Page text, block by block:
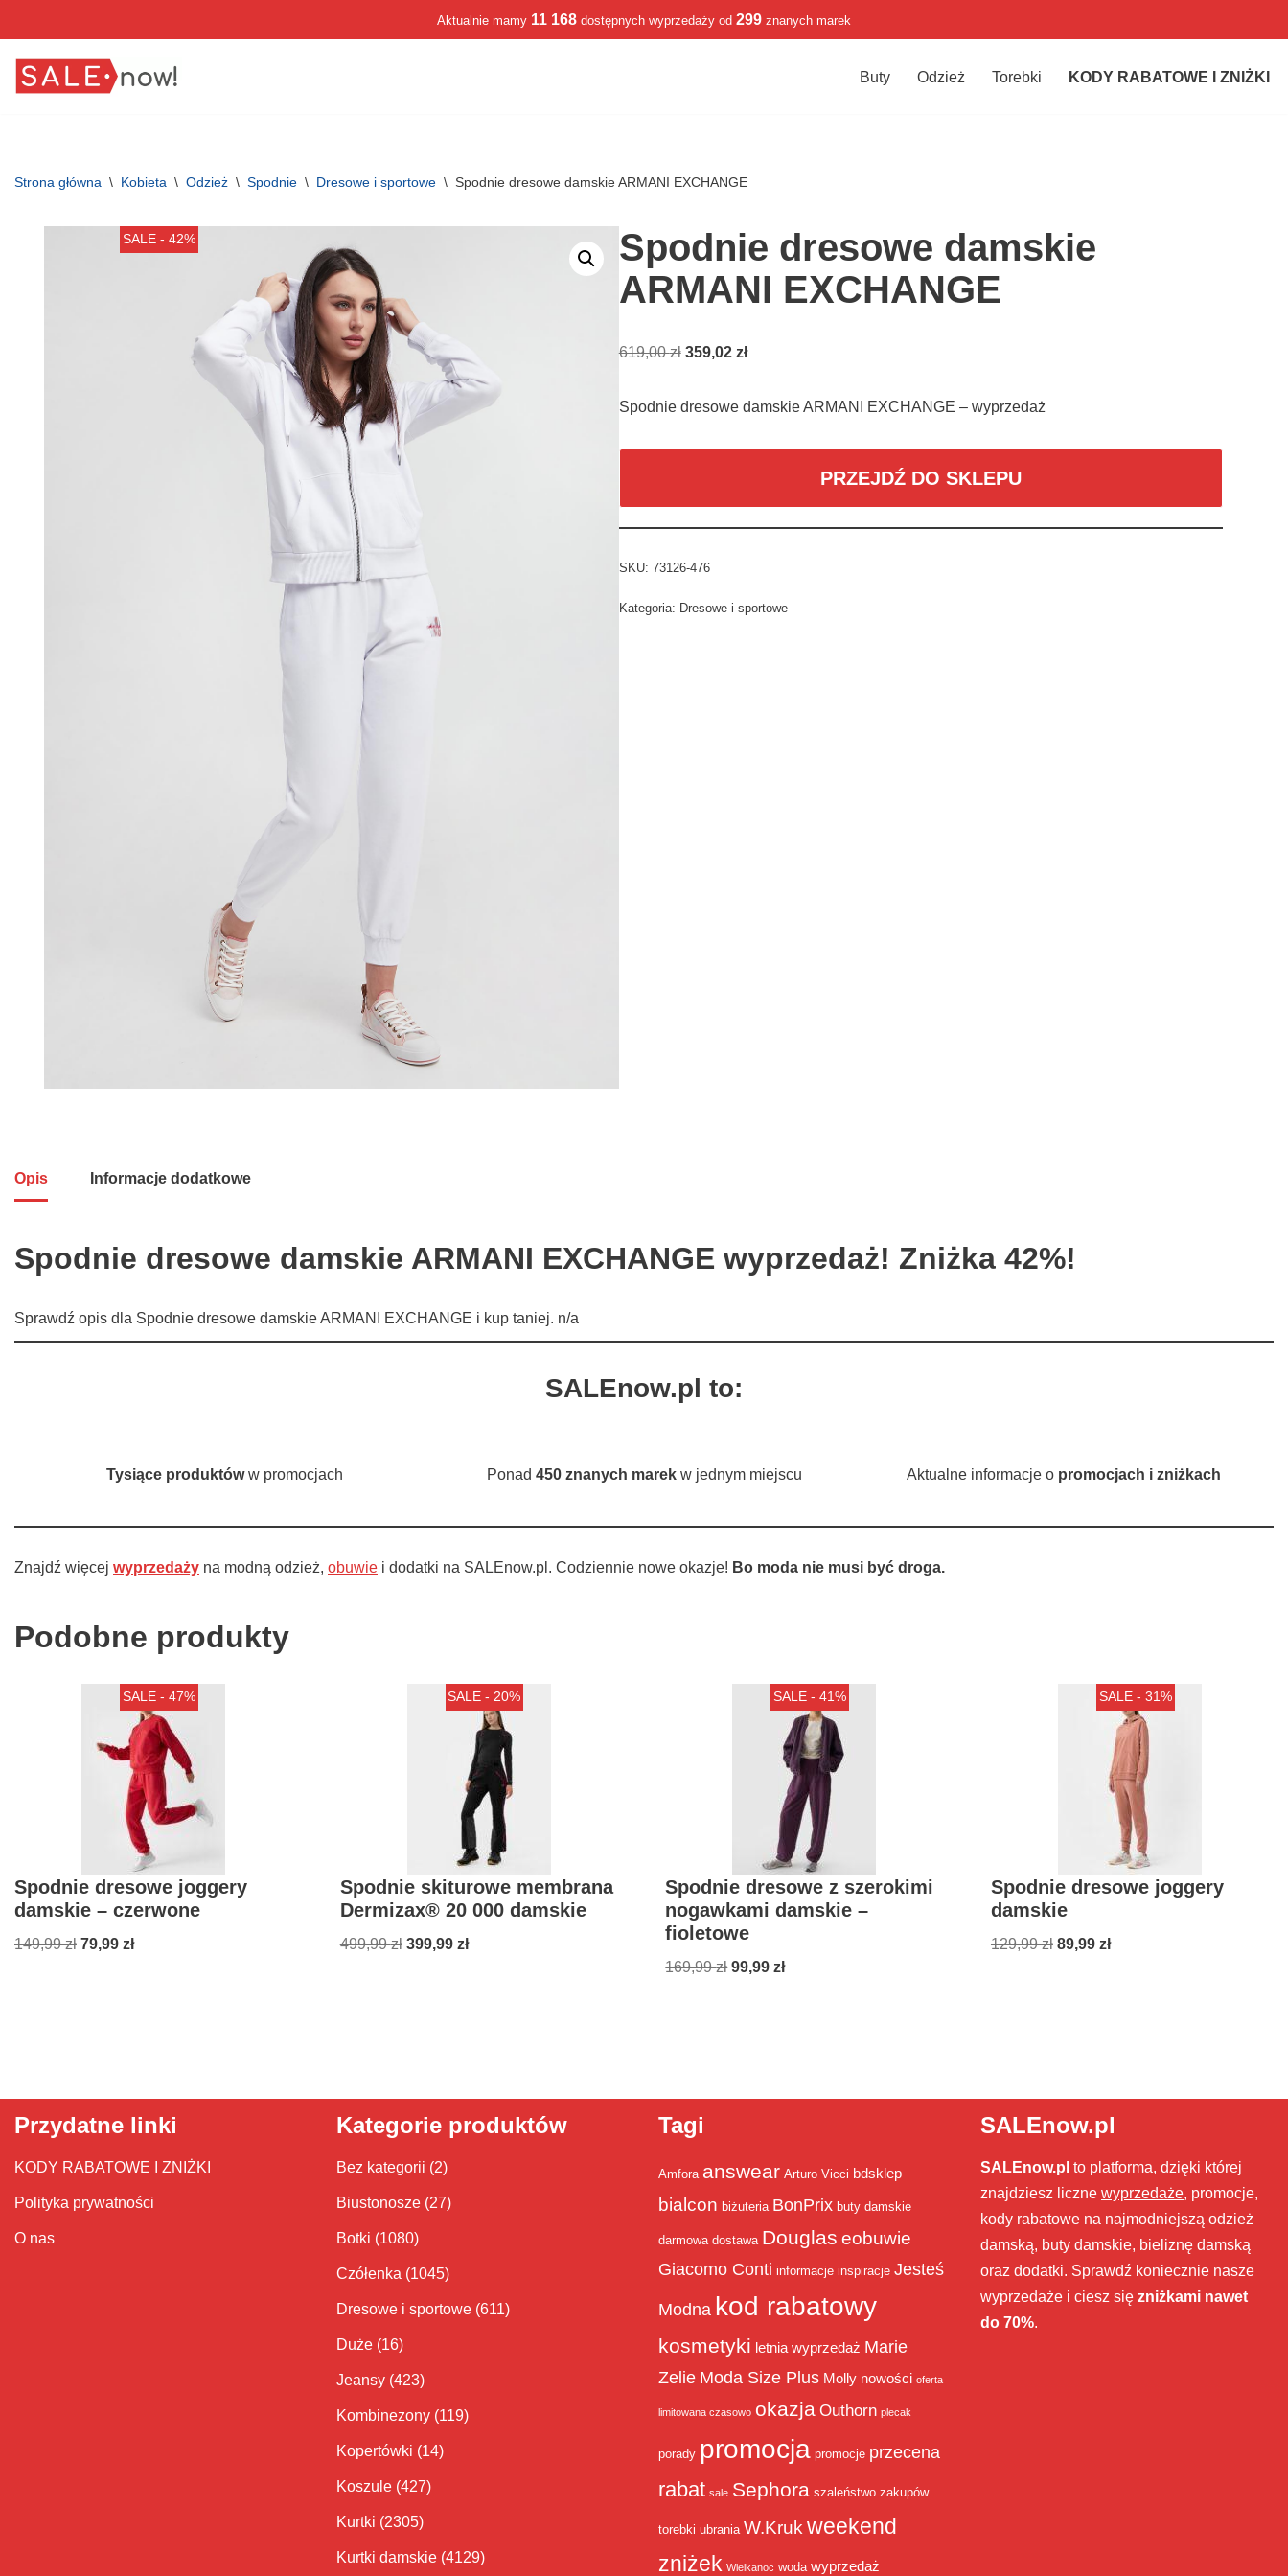
do
Aktualnie mamy 11 168 dostępnych wyprzedaży od 299 znanych marek
Buty Odzież Torebki KODY RABATOWE I ZNIŻKI
Strona główna \ Kobieta \ Odzież \ Spodnie \ Dresowe i sportowe \ Spodnie dresowe damskie ARMANI EXCHANGE
SALE - 42%
Spodnie dresowe damskie
ARMANI EXCHANGE
619,00zł 359,02 zł
Spodnie dresowe damskie ARMANI EXCHANGE – wyprzedaż
PRZEJDŹ DO SKLEPU
SKU: 73126-476
Kategoria: Dresowe i sportowe
Opis Informacje dodatkowe
Spodnie dresowe damskie ARMANI EXCHANGE wyprzedaż! Zniżka 42%!
Sprawdź opis dla Spodnie dresowe damskie ARMANI EXCHANGE i kup taniej. n/a
SALEnow.pl to:
Tysiące produktóww promocjach Ponad 450 znanych marekw jednym miejscu Aktualne informacje o promocjach i zniżkach
Znajdź więcej wyprzedaży na modną odzież, obuwie i dodatki na SALEnow.pl. Codziennie nowe okazje! Bo moda nie musi być droga.
Podobne produkty
SALE - 47%
Spodnie dresowe joggery
damskie – czerwone
149,99zł 79,99 zł
SALE - 20%
Spodnie skiturowe membrana
Dermizax® 20 000 damskie
499,99zł 399,99 zł
SALE - 41%
Spodnie dresowe z szerokimi
nogawkami damskie –
fioletowe
169,99zł 99,99zł
SALE - 31%
Spodnie dresowe joggery
damskie
129,99zł 89,99 zł
Przydatne linki
KODY RABATOWE I ZNIŻKI
Polityka prywatności
O nas
Kategorie produktów
Bez kategorii (2)
Biustonosze (27)
Botki (1080)
Czółenka (1045)
Dresowe i sportowe (611)
Duże (16)
Jeansy (423)
Kombinezony (119)
Kopertówki (14)
Koszule (427)
Kurtki (2305)
Kurtki damskie (4129)
Tagi
Amfora answear Arturo Vicci bdsklep
bialcon biżuteria BonPrix buty damskie
darmowa dostawa Douglas eobuwie
Giacomo Conti informacje inspiracje Jesteś
Modna kod rabatowy
kosmetyki letnia wyprzedaż Marie
Zelie Moda Size Plus Molly nowości oferta
limitowana czasowo okazja Outhorn plecak
porady promocja promocje przecena
rabat sale Sephora szaleństwo zakupów
torebki ubrania W.Kruk weekend
zniżek Wielkanoc woda wyprzedaż
SALEnow.pl
SALEnow.pl to platforma, dzięki której
znajdziesz liczne wyprzedaże, promocje,
kody rabatowe na najmodniejszą odzież
damską, buty damskie, bieliznę damską
oraz dodatki. Sprawdź koniecznie nasze
wyprzedaże i ciesz się zniżkami nawet
do 70%.